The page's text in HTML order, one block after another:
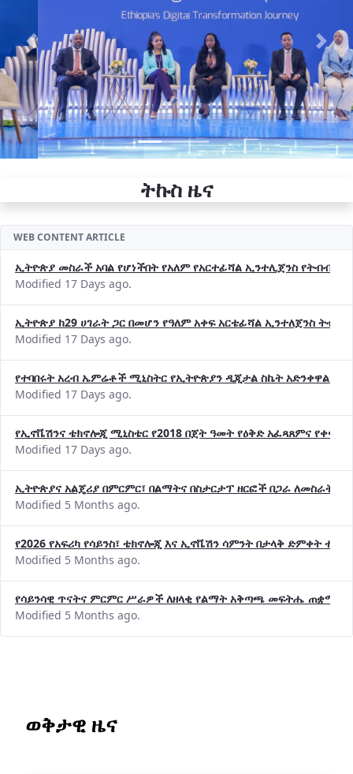
Previous Next
ትኩስ ዜና
WEB CONTENT ARTICLE
ኢትዮጵያ መስራች አባል የሆነችበት የአለም የአርተፊሻል ኢንተሊጀንስ የትብብር
Modified 17 Days ago.
ኢትዮጵያ ከ29 ሀገራት ጋር በመሆን የዓለም አቀፍ አርቴፊሻል ኢንተለጀንስ
Modified 17 Days ago.
የተባበሩት አረብ ኤምሬቶች ሚኒስትር የኢትዮጵያን ዲጂታል ስኬት አድንቀዋል
Modified 17 Days ago.
የኢኖቬሽንና ቴክኖሎጂ ሚኒስቴር የ2018 በጀት ዓመት የዕቅድ አፈጻጸምና
Modified 17 Days ago.
ኢትዮጵያና አልጄሪያ በምርምር፣ በልማትና በስታርታፕ ዘርፎች በጋራ ለመስራት
Modified 5 Months ago.
የ2026 የአፍሪካ የሳይንስ፣ ቴክኖሎጂ እና ኢኖቬሽን ሳምንት በታላቅ ድምቀት
Modified 5 Months ago.
የሳይንሳዊ ጥናትና ምርምር ሥራዎች ለዘላቂ የልማት አቅጣጫ መፍትሔ ጠቋሚ
Modified 5 Months ago.
ወቅታዊ ዜና